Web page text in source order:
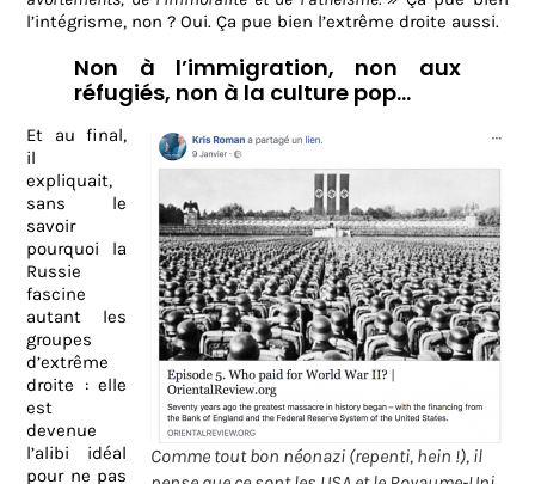
l’intégrisme, non ? Oui. Ça pue bien l’extrême droite aussi.
Non à l’immigration, non aux
réfugiés, non à la culture pop…
Comme tout bon néonazi (repenti, hein !), il
Et au final,
il
expliquait,
sans le
savoir
pourquoi la
Russie
fascine
autant les
groupes
d’extrême
droite : elle
est
devenue
l’alibi idéal
pour ne pas